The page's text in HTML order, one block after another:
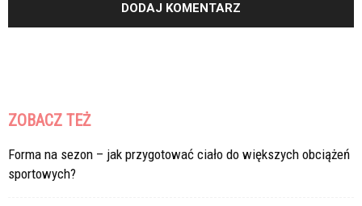
ZOBACZ TEŻ
Forma na sezon – jak przygotować ciało do większych obciążeń
sportowych?